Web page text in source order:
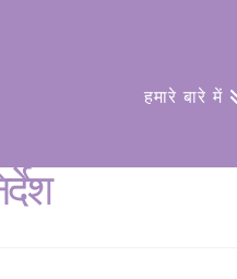
हमारे बारे में